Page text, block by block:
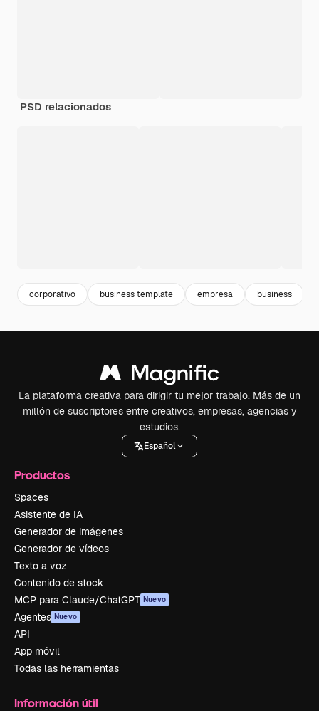
PSD relacionados
corporativo business template empresa business
La plataforma creativa para dirigir tu mejor trabajo. Más de un
millón de suscriptores entre creativos, empresas, agencias y
estudios.
Español
Productos
Spaces
Asistente de IA
Generador de imágenes
Generador de vídeos
Texto a voz
Contenido de stock
MCP para Claude/ChatGPT Nuevo
Agentes Nuevo
API
App móvil
Todas las herramientas
Información útil